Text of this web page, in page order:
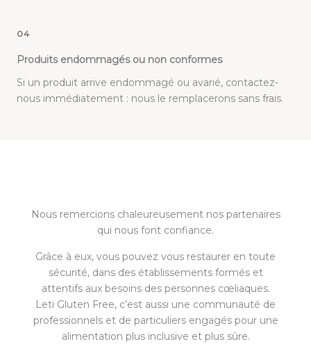
04
Produits endommagés ou non conformes
Si un produit arrive endommagé ou avarié, contactez-
nous immédiatement : nous le remplacerons sans frais.
Nous remercions chaleureusement nos partenaires
qui nous font confiance.
Grâce à eux, vous pouvez vous restaurer en toute
sécurité, dans des établissements formés et
attentifs aux besoins des personnes cœliaques.
Leti Gluten Free, c’est aussi une communauté de
professionnels et de particuliers engagés pour une
alimentation plus inclusive et plus sûre.